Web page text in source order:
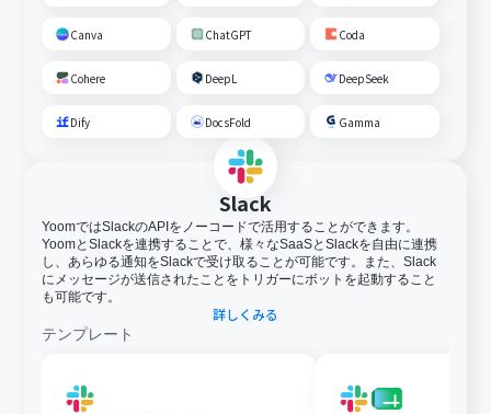
Canva ChatGPT Coda
Cohere DeepL DeepSeek
Dify DocsFold Gamma
Slack
YoomではSlackのAPIをノーコードで活用することができます。
YoomとSlackを連携することで、様々なSaaSとSlackを自由に連携
し、あらゆる通知をSlackで受け取ることが可能です。また、Slack
にメッセージが送信されたことをトリガーにボットを起動すること
も可能です。
詳しくみる
テンプレート